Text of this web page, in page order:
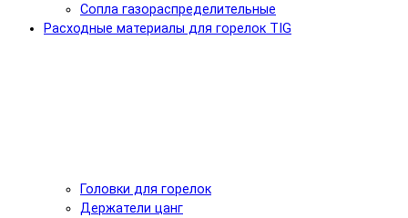
Сопла газораспределительные
Расходные материалы для горелок TIG
Головки для горелок
Держатели цанг